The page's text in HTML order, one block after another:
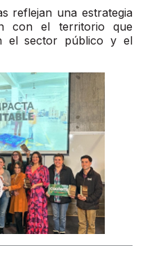
reflejan una estrategia
con el territorio que
el sector público y el